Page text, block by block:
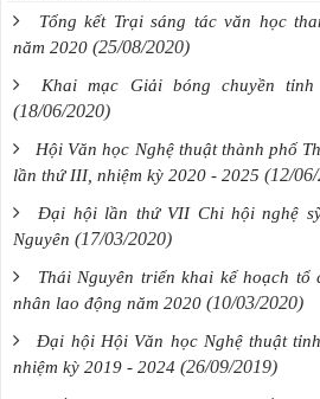
Tổng kết Trại sáng tác văn học
năm 2020 (25/08/2020)
Khai mạc Giải bóng chuyền
(18/06/2020)
Hội Văn học Nghệ thuật thành phố
lần thứ III, nhiệm kỳ 2020 - 2025 (12/
Đại hội lần thứ VII Chi hội nghệ
Nguyên (17/03/2020)
Thái Nguyên triển khai kế hoạch tổ
nhân lao động năm 2020 (10/03/2020)
Đại hội Hội Văn học Nghệ thuật
nhiệm kỳ 2019 - 2024 (26/09/2019)